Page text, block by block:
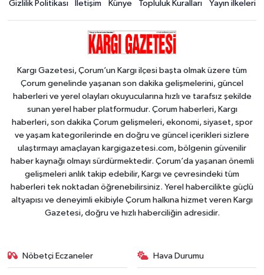
Gizlilik Politikası
İletişim Künye Topluluk Kuralları Yayın ilkeleri
Kargı Gazetesi, Çorum’un Kargı ilçesi başta olmak üzere tüm
Çorum genelinde yaşanan son dakika gelişmelerini, güncel
haberleri ve yerel olayları okuyucularına hızlı ve tarafsız şekilde
sunan yerel haber platformudur. Çorum haberleri, Kargı
haberleri, son dakika Çorum gelişmeleri, ekonomi, siyaset, spor
ve yaşam kategorilerinde en doğru ve güncel içerikleri sizlere
ulaştırmayı amaçlayan kargigazetesi.com, bölgenin güvenilir
haber kaynağı olmayı sürdürmektedir. Çorum’da yaşanan önemli
gelişmeleri anlık takip edebilir, Kargı ve çevresindeki tüm
haberleri tek noktadan öğrenebilirsiniz. Yerel habercilikte güçlü
altyapısı ve deneyimli ekibiyle Çorum halkına hizmet veren Kargı
Gazetesi, doğru ve hızlı haberciliğin adresidir.
Nöbetçi Eczaneler Hava Durumu